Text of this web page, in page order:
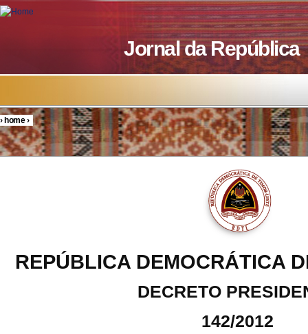
Skip to main content
Jornal da República
You are here
›home›
REPÚBLICA DEMOCRÁTICA
DECRETO
142/2012